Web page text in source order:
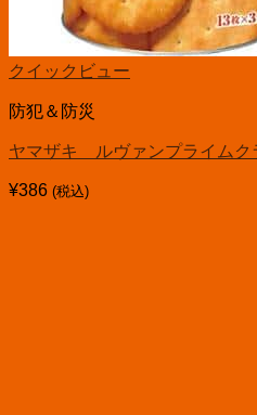
クイックビュー
防犯＆防災
ヤマザキ ルヴァンプライムク
¥386 (税込)